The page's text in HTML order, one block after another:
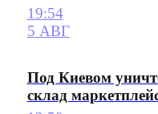
19:54
5 АВГ
Под Киевом
склад